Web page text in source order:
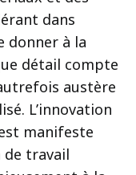
dans
donner à la
détail compte
austère
L’innovation
manifeste
de travail